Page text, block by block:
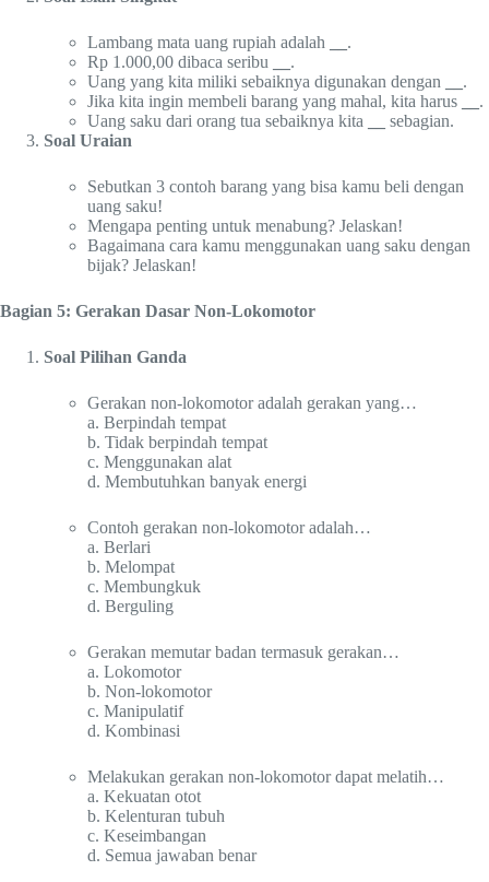
Lambang mata uang rupiah adalah
.
Rp 1.000,00 dibaca seribu
.
Uang yang kita miliki sebaiknya digunakan dengan
.
Jika kita ingin membeli barang yang mahal, kita harus
.
Uang saku dari orang tua sebaiknya kita
sebagian.
Soal Uraian
Sebutkan 3 contoh barang yang bisa kamu beli dengan
uang saku!
Mengapa penting untuk menabung? Jelaskan!
Bagaimana cara kamu menggunakan uang saku dengan
bijak? Jelaskan!
Bagian 5: Gerakan Dasar Non-Lokomotor
Soal Pilihan Ganda
Gerakan non-lokomotor adalah gerakan yang…
a. Berpindah tempat
b. Tidak berpindah tempat
c. Menggunakan alat
d. Membutuhkan banyak energi
Contoh gerakan non-lokomotor adalah…
a. Berlari
b. Melompat
c. Membungkuk
d. Berguling
Gerakan memutar badan termasuk gerakan…
a. Lokomotor
b. Non-lokomotor
c. Manipulatif
d. Kombinasi
Melakukan gerakan non-lokomotor dapat melatih…
a. Kekuatan otot
b. Kelenturan tubuh
c. Keseimbangan
d. Semua jawaban benar